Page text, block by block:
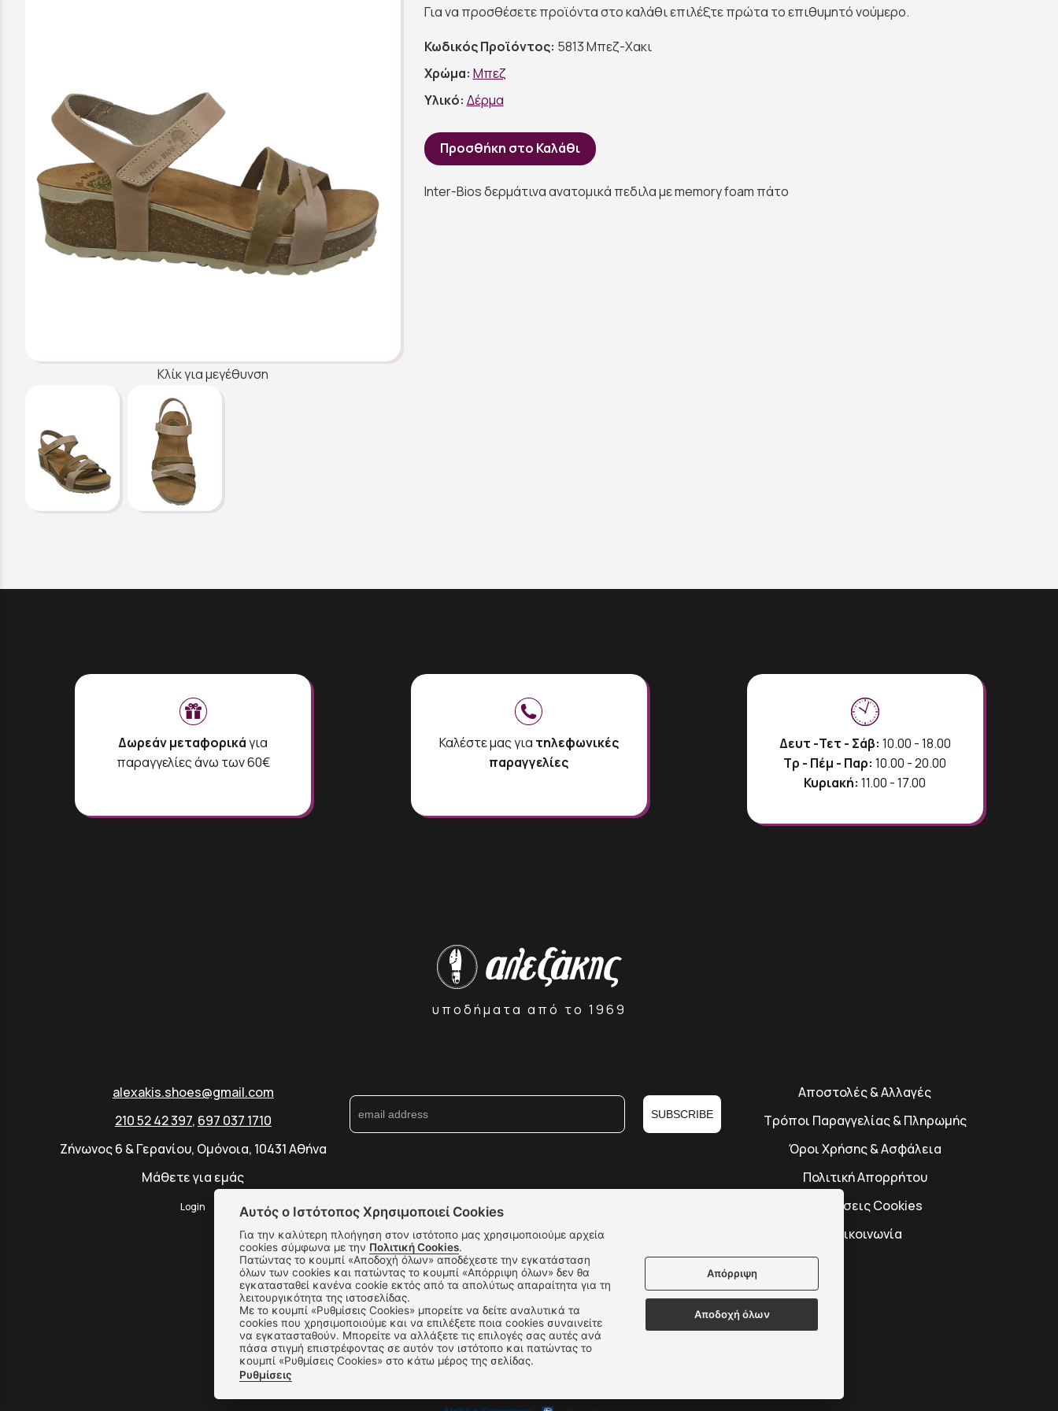
Κλίκ για μεγέθυνση
Για να προσθέσετε προϊόντα στο καλάθι επιλέξτε πρώτα το επιθυμητό νούμερο.
Κωδικός Προϊόντος: 5813 Μπεζ-Χακι
Χρώμα: Μπεζ
Υλικό: Δέρμα
Προσθήκη στο Καλάθι
Inter-Bios δερμάτινα ανατομικά πεδιλα με memory foam πάτο
Δωρεάν μεταφορικάγια
παραγγελίες άνω των 60€
Καλέστε μας για τηλεφωνικές
παραγγελίες
Δευτ -Τετ - Σάβ: 10.00 - 18.00
Τρ - Πέμ - Παρ: 10.00 - 20.00
Κυριακή: 11.00 - 17.00
υποδήματα από το 1969
alexakis.shoes@gmail.com
210 52 42 397, 697 037 1710
Ζήνωνος 6 & Γερανίου, Ομόνοια, 10431 Αθήνα
Μάθετε για εμάς
Login
SUBSCRIBE
Αποστολές & Αλλαγές
Τρόποι Παραγγελίας & Πληρωμής
Όροι Χρήσης & Ασφάλεια
Πολιτική Απορρήτου
Ρυθμίσεις Cookies
Επικοινωνία
Δεχόμαστε όλες τις πιστωτικές κάρτες:
Αυτός ο Ιστότοπος Χρησιμοποιεί Cookies
Για την καλύτερη πλοήγηση στον ιστότοπο μας χρησιμοποιούμε αρχεία
cookies σύμφωνα με την Πολιτική Cookies.
Πατώντας το κουμπί «Αποδοχή όλων» αποδέχεστε την εγκατάσταση
όλων των cookies και πατώντας το κουμπί «Απόρριψη όλων» δεν θα
εγκατασταθεί κανένα cookie εκτός από τα απολύτως απαραίτητα για τη
λειτουργικότητα της ιστοσελίδας.
Με το κουμπί «Ρυθμίσεις Cookies» μπορείτε να δείτε αναλυτικά τα
cookies που χρησιμοποιούμε και να επιλέξετε ποια cookies συναινείτε
να εγκατασταθούν. Μπορείτε να αλλάξετε τις επιλογές σας αυτές ανά
πάσα στιγμή επιστρέφοντας σε αυτόν τον ιστότοπο και πατώντας το
κουμπί «Ρυθμίσεις Cookies» στο κάτω μέρος της σελίδας.
Ρυθμίσεις
Απόρριψη
Αποδοχή όλων